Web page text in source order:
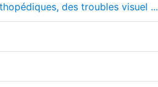
des troubles visuel ...